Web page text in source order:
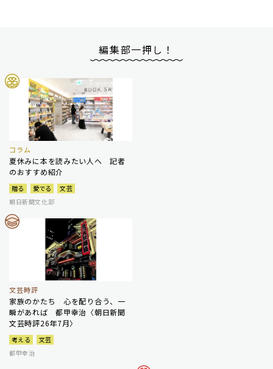
編集部一押し！
コラム
夏休みに本を読みたい人へ 記者
のおすすめ紹介
贈る 愛でる
文芸
朝日新聞文化部
文芸時評
家族のかたち 心を配り合う、一
瞬があれば 都甲幸治〈朝日新聞
文芸時評26年7月〉
考える
文芸
都甲幸治